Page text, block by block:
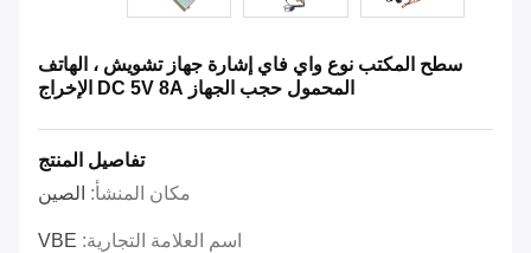
سطح المكتب نوع واي فاي إشارة جهاز تشويش ، الهاتف
المحمول حجب الجهاز DC 5V 8A الإخراج
تفاصيل المنتج
مكان المنشأ: الصين
اسم العلامة التجارية: VBE